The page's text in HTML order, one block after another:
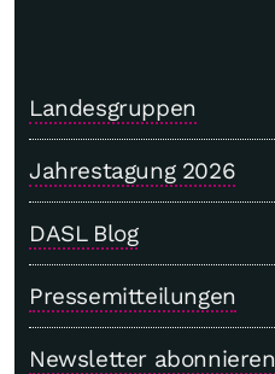
Landesgruppen
Jahrestagung 2026
DASL Blog
Pressemitteilungen
Newsletter abonnieren